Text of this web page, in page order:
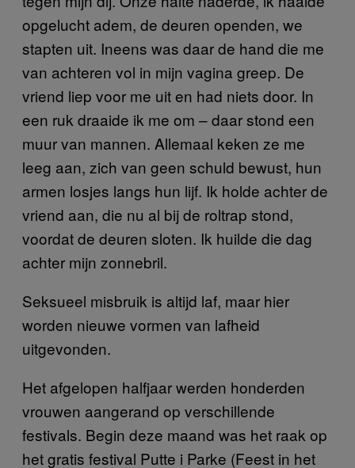
opgelucht adem, de deuren openden, we
stapten uit. Ineens was daar de hand die me
van achteren vol in mijn vagina greep. De
vriend liep voor me uit en had niets door. In
een ruk draaide ik me om – daar stond een
muur van mannen. Allemaal keken ze me
leeg aan, zich van geen schuld bewust, hun
armen losjes langs hun lijf. Ik holde achter de
vriend aan, die nu al bij de roltrap stond,
voordat de deuren sloten. Ik huilde die dag
achter mijn zonnebril.
Seksueel misbruik is altijd laf, maar hier
worden nieuwe vormen van lafheid
uitgevonden.
Het afgelopen halfjaar werden honderden
vrouwen aangerand op verschillende
festivals. Begin deze maand was het raak op
het gratis festival Putte i Parke (Feest in het